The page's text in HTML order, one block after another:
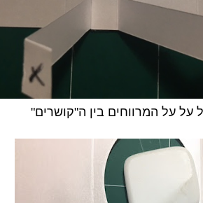
על על המרווחים בין ה"קושרים"